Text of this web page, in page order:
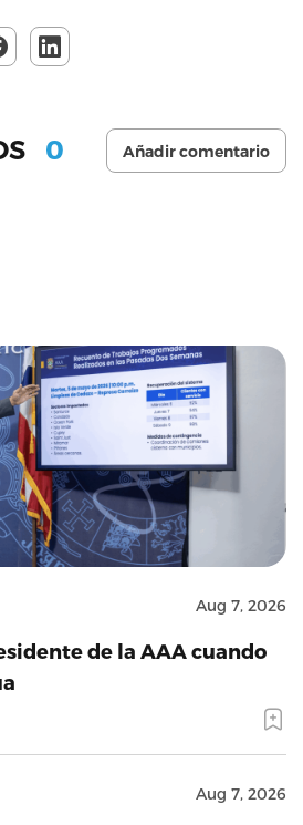
0 Añadir comentario
Aug 7, 2026
de la AAA cuando
Aug 7, 2026